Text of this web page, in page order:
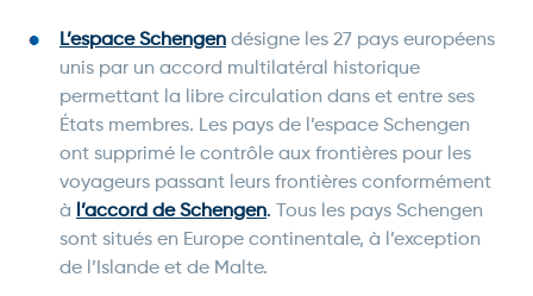
L’espace Schengen désigne les 27 pays européens
unis par un accord multilatéral historique
permettant la libre circulation dans et entre ses
États membres. Les pays de l’espace Schengen
ont supprimé le contrôle aux frontières pour les
voyageurs passant leurs frontières conformément
à
l’accord de Schengen. Tous les pays Schengen
sont situés en Europe continentale, à l’exception
de l’Islande et de Malte.